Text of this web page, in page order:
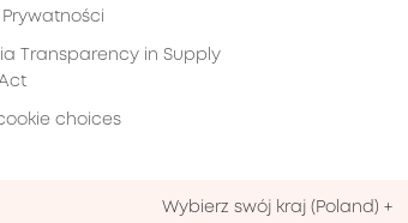
Transparency in Supply
choices
Wybierz swój kraj(Poland) +